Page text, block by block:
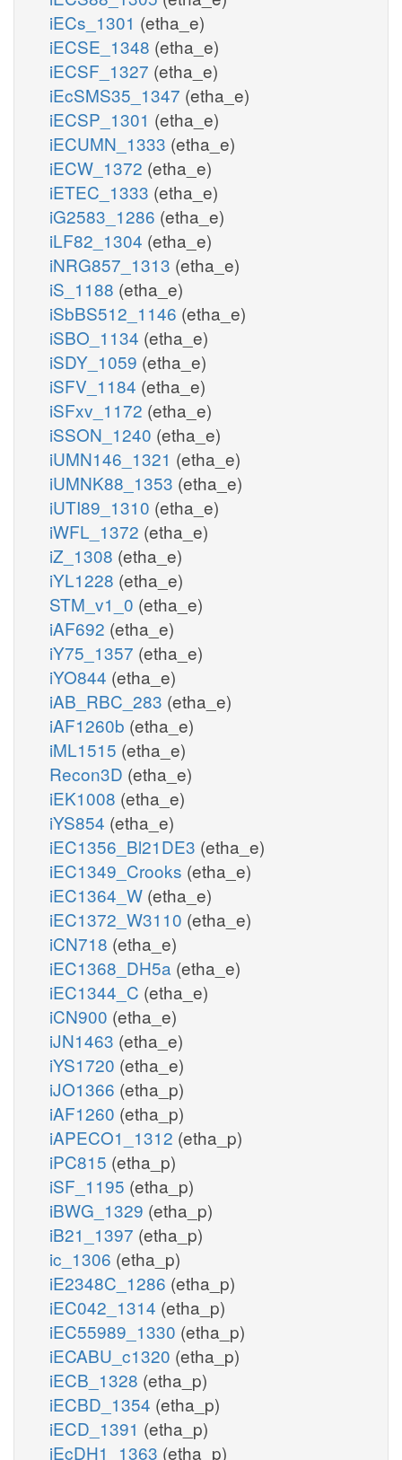
iECs_1301 (etha_e)
iECSE_1348 (etha_e)
iECSF_1327 (etha_e)
iEcSMS35_1347 (etha_e)
iECSP_1301 (etha_e)
iECUMN_1333 (etha_e)
iECW_1372 (etha_e)
iETEC_1333 (etha_e)
iG2583_1286 (etha_e)
iLF82_1304 (etha_e)
iNRG857_1313 (etha_e)
iS_1188 (etha_e)
iSbBS512_1146 (etha_e)
iSBO_1134 (etha_e)
iSDY_1059 (etha_e)
iSFV_1184 (etha_e)
iSFxv_1172 (etha_e)
iSSON_1240 (etha_e)
iUMN146_1321 (etha_e)
iUMNK88_1353 (etha_e)
iUTI89_1310 (etha_e)
iWFL_1372 (etha_e)
iZ_1308 (etha_e)
iYL1228 (etha_e)
STM_v1_0 (etha_e)
iAF692 (etha_e)
iY75_1357 (etha_e)
iYO844 (etha_e)
iAB_RBC_283 (etha_e)
iAF1260b (etha_e)
iML1515 (etha_e)
Recon3D (etha_e)
iEK1008 (etha_e)
iYS854 (etha_e)
iEC1356_Bl21DE3 (etha_e)
iEC1349_Crooks (etha_e)
iEC1364_W (etha_e)
iEC1372_W3110 (etha_e)
iCN718 (etha_e)
iEC1368_DH5a (etha_e)
iEC1344_C (etha_e)
iCN900 (etha_e)
iJN1463 (etha_e)
iYS1720 (etha_e)
iJO1366 (etha_p)
iAF1260 (etha_p)
iAPECO1_1312 (etha_p)
iPC815 (etha_p)
iSF_1195 (etha_p)
iBWG_1329 (etha_p)
iB21_1397 (etha_p)
ic_1306 (etha_p)
iE2348C_1286 (etha_p)
iEC042_1314 (etha_p)
iEC55989_1330 (etha_p)
iECABU_c1320 (etha_p)
iECB_1328 (etha_p)
iECBD_1354 (etha_p)
iECD_1391 (etha_p)
iEcDH1_1363 (etha_p)